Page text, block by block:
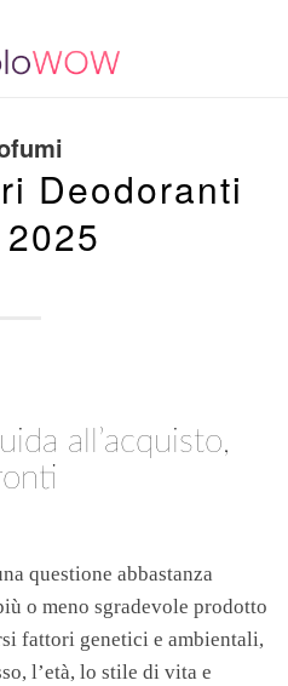
Deodoranti
all’acquisto,
questione abbastanza
o meno sgradevole prodotto
fattori genetici e ambientali,
l’età, lo stile di vita e